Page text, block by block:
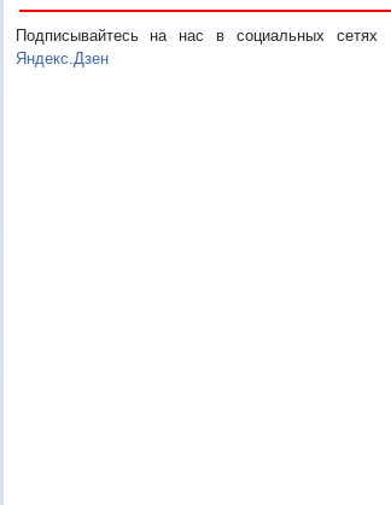
Подписывайтесь на нас в социальных сетях
Яндекс.Дзен